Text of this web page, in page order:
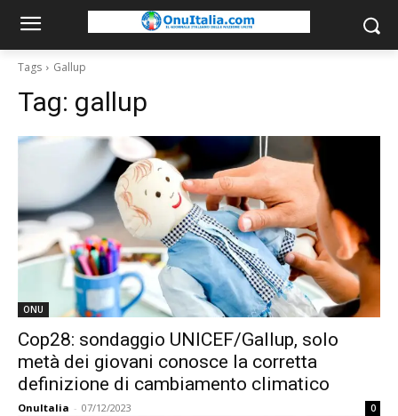
Tags Gallup
Tag: gallup
ONU
Cop28: sondaggio UNICEF/Gallup, solo
metà dei giovani conosce la corretta
definizione di cambiamento climatico
OnuItalia - 07/12/2023 0